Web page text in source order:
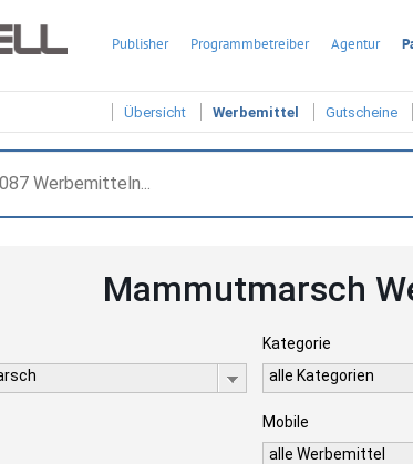
Publisher Programmbetreiber Agentur
Übersicht Werbemittel Gutscheine
Mammutmarsch
Kategorie
alle Kategorien
Mobile
alle Werbemittel